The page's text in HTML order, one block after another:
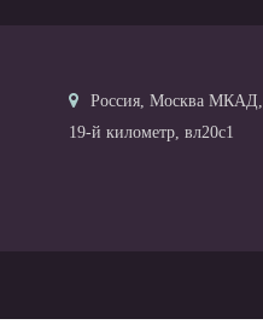
Россия, Москва МКАД,
19-й километр, вл20с1